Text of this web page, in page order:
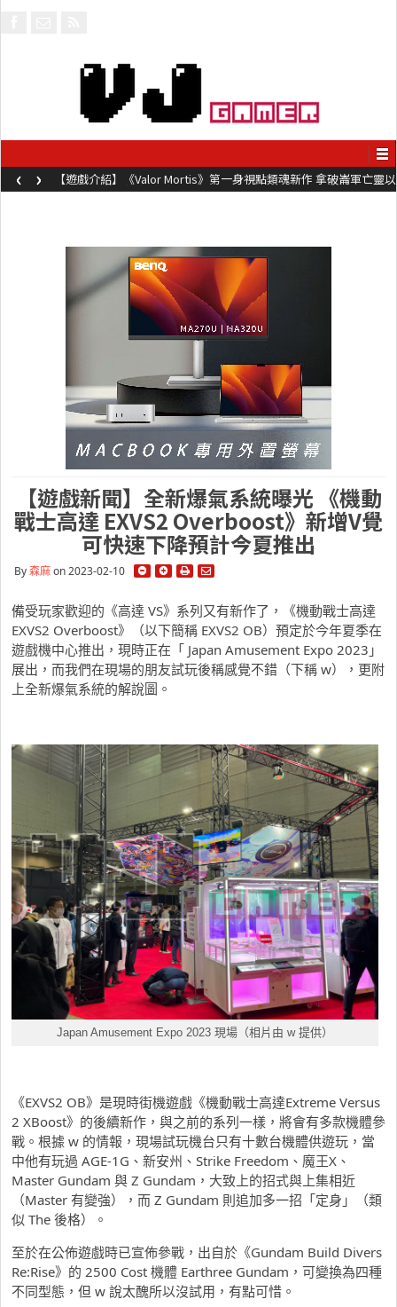
【遊戲介紹】《Valor Mortis》第一身視點類魂新作 拿破崙軍亡靈以
槍械劍與魔法殺敵
‹ ›
【遊戲新聞】全新爆氣系統曝光 《機動
戰士高達 EXVS2 Overboost》新增V覺
可快速下降預計今夏推出
By森麻on 2023-02-10
備受玩家歡迎的《高達 VS》系列又有新作了，《機動戰士高達
EXVS2 Overboost》（以下簡稱 EXVS2 OB）預定於今年夏季在
遊戲機中心推出，現時正在「 Japan Amusement Expo 2023」
展出，而我們在現場的朋友試玩後稱感覺不錯（下稱 w），更附
上全新爆氣系統的解說圖。
Japan Amusement Expo 2023 現場（相片由 w 提供）
《EXVS2 OB》是現時街機遊戲《機動戰士高達Extreme Versus
2 XBoost》的後續新作，與之前的系列一樣，將會有多款機體參
戰。根據 w 的情報，現場試玩機台只有十數台機體供遊玩，當
中他有玩過 AGE-1G、新安州、Strike Freedom、魔王X、
Master Gundam 與 Z Gundam，大致上的招式與上集相近
（Master 有變強），而 Z Gundam 則追加多一招「定身」（類
似 The 後格）。
至於在公佈遊戲時已宣佈參戰，出自於《Gundam Build Divers
Re:Rise》的 2500 Cost 機體 Earthree Gundam，可變換為四種
不同型態，但 w 說太醜所以沒試用，有點可惜。